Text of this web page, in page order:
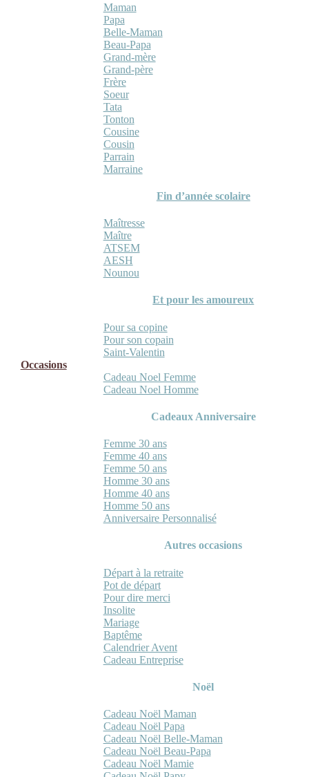
Maman
Papa
Belle-Maman
Beau-Papa
Grand-mère
Grand-père
Frère
Soeur
Tata
Tonton
Cousine
Cousin
Parrain
Marraine
Fin d’année scolaire
Maîtresse
Maître
ATSEM
AESH
Nounou
Et pour les amoureux
Pour sa copine
Pour son copain
Saint-Valentin
Occasions
Cadeau Noel Femme
Cadeau Noel Homme
Cadeaux Anniversaire
Femme 30 ans
Femme 40 ans
Femme 50 ans
Homme 30 ans
Homme 40 ans
Homme 50 ans
Anniversaire Personnalisé
Autres occasions
Départ à la retraite
Pot de départ
Pour dire merci
Insolite
Mariage
Baptême
Calendrier Avent
Cadeau Entreprise
Noël
Cadeau Noël Maman
Cadeau Noël Papa
Cadeau Noël Belle-Maman
Cadeau Noël Beau-Papa
Cadeau Noël Mamie